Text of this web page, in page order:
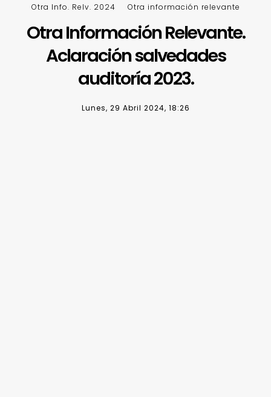
Otra Info. Relv. 2024 Otra información relevante
Otra Información Relevante.
Aclaración salvedades
auditoría 2023.
Lunes, 29 Abril 2024, 18:26